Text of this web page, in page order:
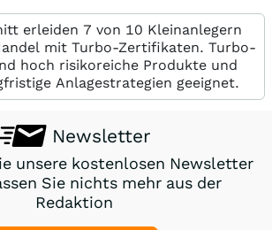
erleiden 7 von 10 Kleinanlegern
mit Turbo-Zertifikaten. Turbo-
hoch risikoreiche Produkte und
Anlagestrategien geeignet.
Newsletter
unsere kostenlosen Newsletter
Sie nichts mehr aus der
Redaktion